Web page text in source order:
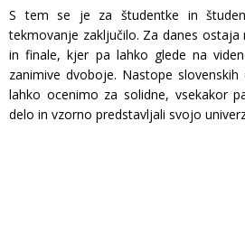
S tem se je za študentke in
tekmovanje zaključilo. Za danes
in finale, kjer pa lahko glede na
zanimive dvoboje. Nastope
lahko ocenimo za solidne, vsekakor
delo in vzorno predstavljali svojo